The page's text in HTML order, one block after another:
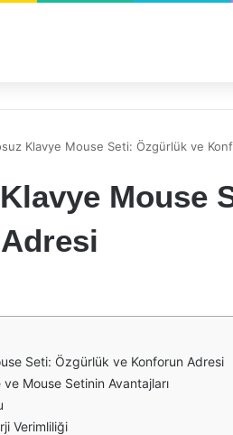
Klavye Mouse Seti: Özgürlük ve
Mouse
Seti: Özgürlük ve Konforun Adresi
Mouse Setinin Avantajları
Verimliliği